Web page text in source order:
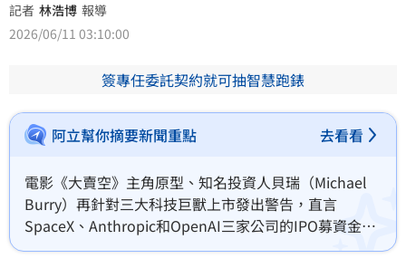
記者 林浩博 報導
2026/06/11 03:10:00
簽專任委託契約就可抽智慧跑錶
阿立幫你摘要新聞重點 去看看
電影《大賣空》主角原型、知名投資人貝瑞（Michael
Burry）再針對三大科技巨獸上市發出警告，直言
SpaceX、Anthropic和OpenAI三家公司的IPO募資金額
估值，已經遠超過2000年網路泡沫的整體規模，同時他